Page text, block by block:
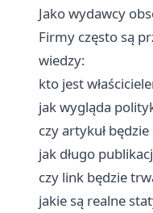
Jako wydawcy
Firmy często są
wiedzy:
kto jest
jak wygląda
czy artykuł
jak długo
czy link będzie
jakie są realne